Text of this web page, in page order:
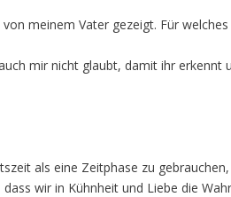
meinem Vater gezeigt. Für
mir nicht glaubt, damit ihr erkennt
als eine Zeitphase zu
wir in Kühnheit und Liebe die